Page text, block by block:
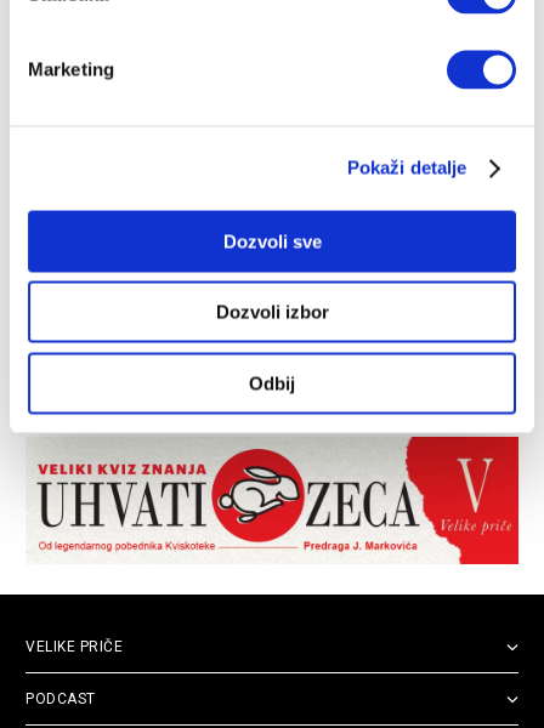
Marketing
Pokaži detalje
Dozvoli sve
Dozvoli izbor
Odbij
VELIKE PRIČE
PODCAST